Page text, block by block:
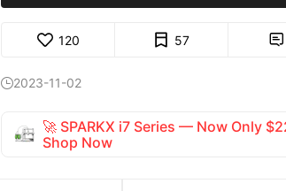
120 57 
2023-11-02
🚀 SPARKX i7 Series — Now Only
Shop Now